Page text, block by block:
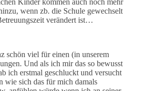
Kinder kommen auch noch mehr
wenn zb. die Schule gewechselt
verändert ist…
schön viel für einen (in unserem
Und als ich mir das so bewusst
ich erstmal geschluckt und versucht
wie sich das für mich damals